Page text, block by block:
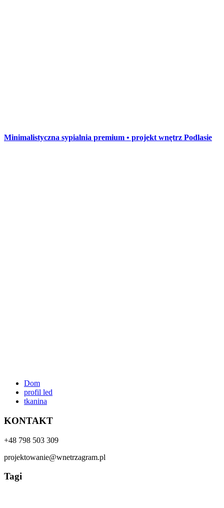
Minimalistyczna sypialnia premium • projekt wnętrz Podlasie
Dom
profil led
tkanina
KONTAKT
+48 798 503 309
projektowanie@wnetrzagram.pl
Tagi